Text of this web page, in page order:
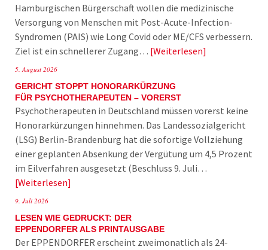
Hamburgischen Bürgerschaft wollen die medizinische
Versorgung von Menschen mit Post-Acute-Infection-
Syndromen (PAIS) wie Long Covid oder ME/CFS verbessern.
Ziel ist ein schnellerer Zugang… Weiterlesen
5. August 2026
GERICHT STOPPT HONORARKÜRZUNG
FÜR PSYCHOTHERAPEUTEN – VORERST
Psychotherapeuten in Deutschland müssen vorerst keine
Honorarkürzungen hinnehmen. Das Landessozialgericht
(LSG) Berlin-Brandenburg hat die sofortige Vollziehung
einer geplanten Absenkung der Vergütung um 4,5 Prozent
im Eilverfahren ausgesetzt (Beschluss 9. Juli…
Weiterlesen
9. Juli 2026
LESEN WIE GEDRUCKT: DER
EPPENDORFER ALS PRINTAUSGABE
Der EPPENDORFER erscheint zweimonatlich als 24-